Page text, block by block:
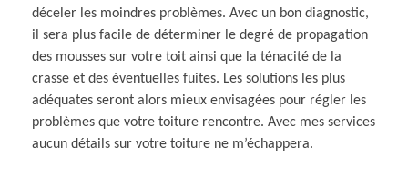
déceler les moindres problèmes. Avec un bon diagnostic,
il sera plus facile de déterminer le degré de propagation
des mousses sur votre toit ainsi que la ténacité de la
crasse et des éventuelles fuites. Les solutions les plus
adéquates seront alors mieux envisagées pour régler les
problèmes que votre toiture rencontre. Avec mes services
aucun détails sur votre toiture ne m’échappera.